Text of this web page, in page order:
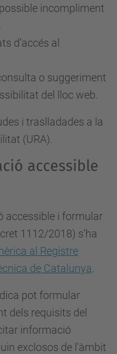
incompliment
d’accés al
o suggeriment
del lloc web.
i traslladades a la
(URA).
accessible
accessible i formular
1112/2018) s'ha
al Registre
de Catalunya
pot formular
dels requisits del
informació
exclosos de l’àmbit